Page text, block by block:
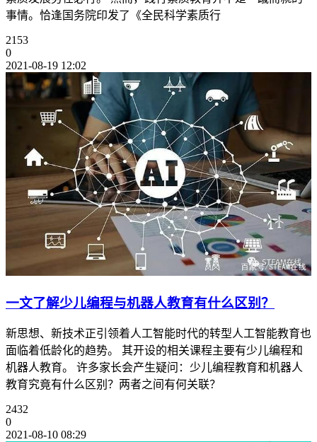
事情。恰逢国务院印发了《全民科学素质行
2153
0
2021-08-19 12:02
一文了解少儿编程与机器人教育有什么区别？
新思想、新技术正引领着人工智能时代的转型人工智能教育也
面临着低龄化的趋势。 其开设的相关课程主要有少儿编程和
机器人教育。 许多家长会产生疑问：少儿编程教育和机器人
教育究竟有什么区别？两者之间有何关联？
2432
0
2021-08-10 08:29